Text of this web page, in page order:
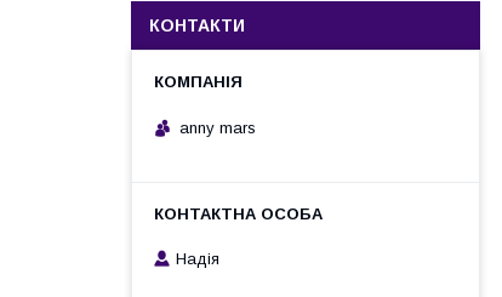
КОНТАКТИ
anny mars
Надія